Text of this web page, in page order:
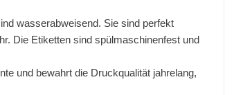
wasserabweisend. Sie sind perfekt
Die Etiketten sind spülmaschinenfest und
und bewahrt die Druckqualität jahrelang,